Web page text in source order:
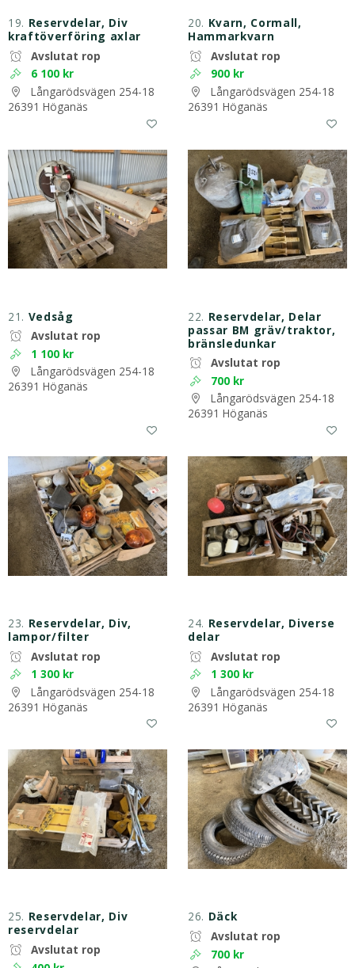
19. Reservdelar, Div
kraftöverföring axlar
Avslutat rop
6 100 kr
Långarödsvägen 254-18
26391 Höganäs
20. Kvarn, Cormall,
Hammarkvarn
Avslutat rop
900 kr
Långarödsvägen 254-18
26391 Höganäs
21. Vedsåg
Avslutat rop
1 100 kr
Långarödsvägen 254-18
26391 Höganäs
22. Reservdelar, Delar
passar BM gräv/traktor,
bränsledunkar
Avslutat rop
700 kr
Långarödsvägen 254-18
26391 Höganäs
23. Reservdelar, Div,
lampor/filter
Avslutat rop
1 300 kr
Långarödsvägen 254-18
26391 Höganäs
24. Reservdelar, Diverse
delar
Avslutat rop
1 300 kr
Långarödsvägen 254-18
26391 Höganäs
25. Reservdelar, Div
reservdelar
Avslutat rop
26. Däck
Avslutat rop
700 kr